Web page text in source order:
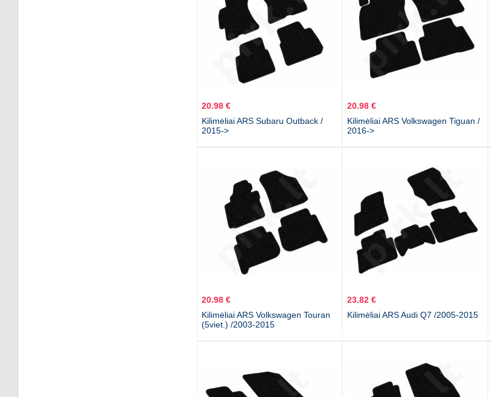
20.98 €
Kilimėliai ARS Subaru Outback /
2015->
20.98 €
Kilimėliai ARS Volkswagen Tiguan /
2016->
20.98 €
Kilimėliai ARS Volkswagen Touran
(5viet.) /2003-2015
23.82 €
Kilimėliai ARS Audi Q7 /2005-2015